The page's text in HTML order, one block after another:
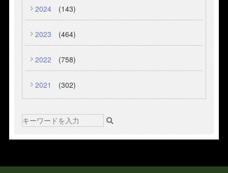
2024 (143)
2023 (464)
2022 (758)
2021 (302)